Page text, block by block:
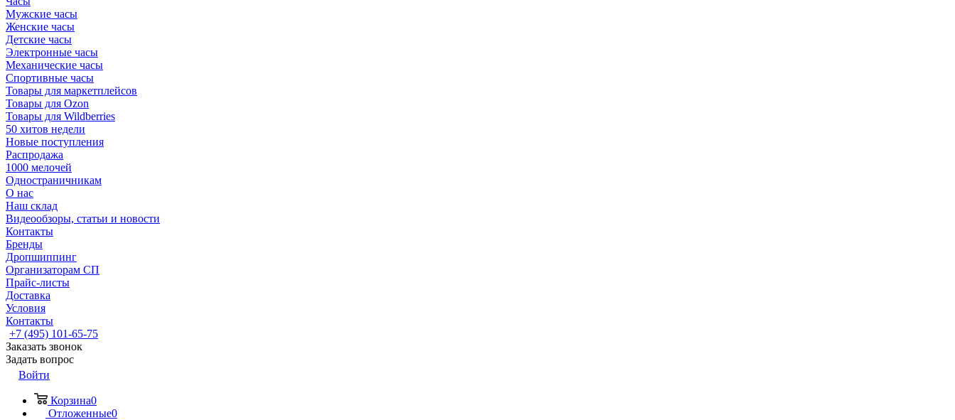
Мужские часы
Женские часы
Детские часы
Электронные часы
Механические часы
Спортивные часы
Товары для маркетплейсов
Товары для Ozon
Товары для Wildberries
50 хитов недели
Новые поступления
Распродажа
1000 мелочей
Одностраничникам
О нас
Наш склад
Видеообзоры, статьи и новости
Контакты
Бренды
Дропшиппинг
Организаторам СП
Прайс-листы
Доставка
Условия
Контакты
+7 (495) 101-65-75
Заказать звонок
Задать вопрос
Войти
Корзина0
Отложенные0